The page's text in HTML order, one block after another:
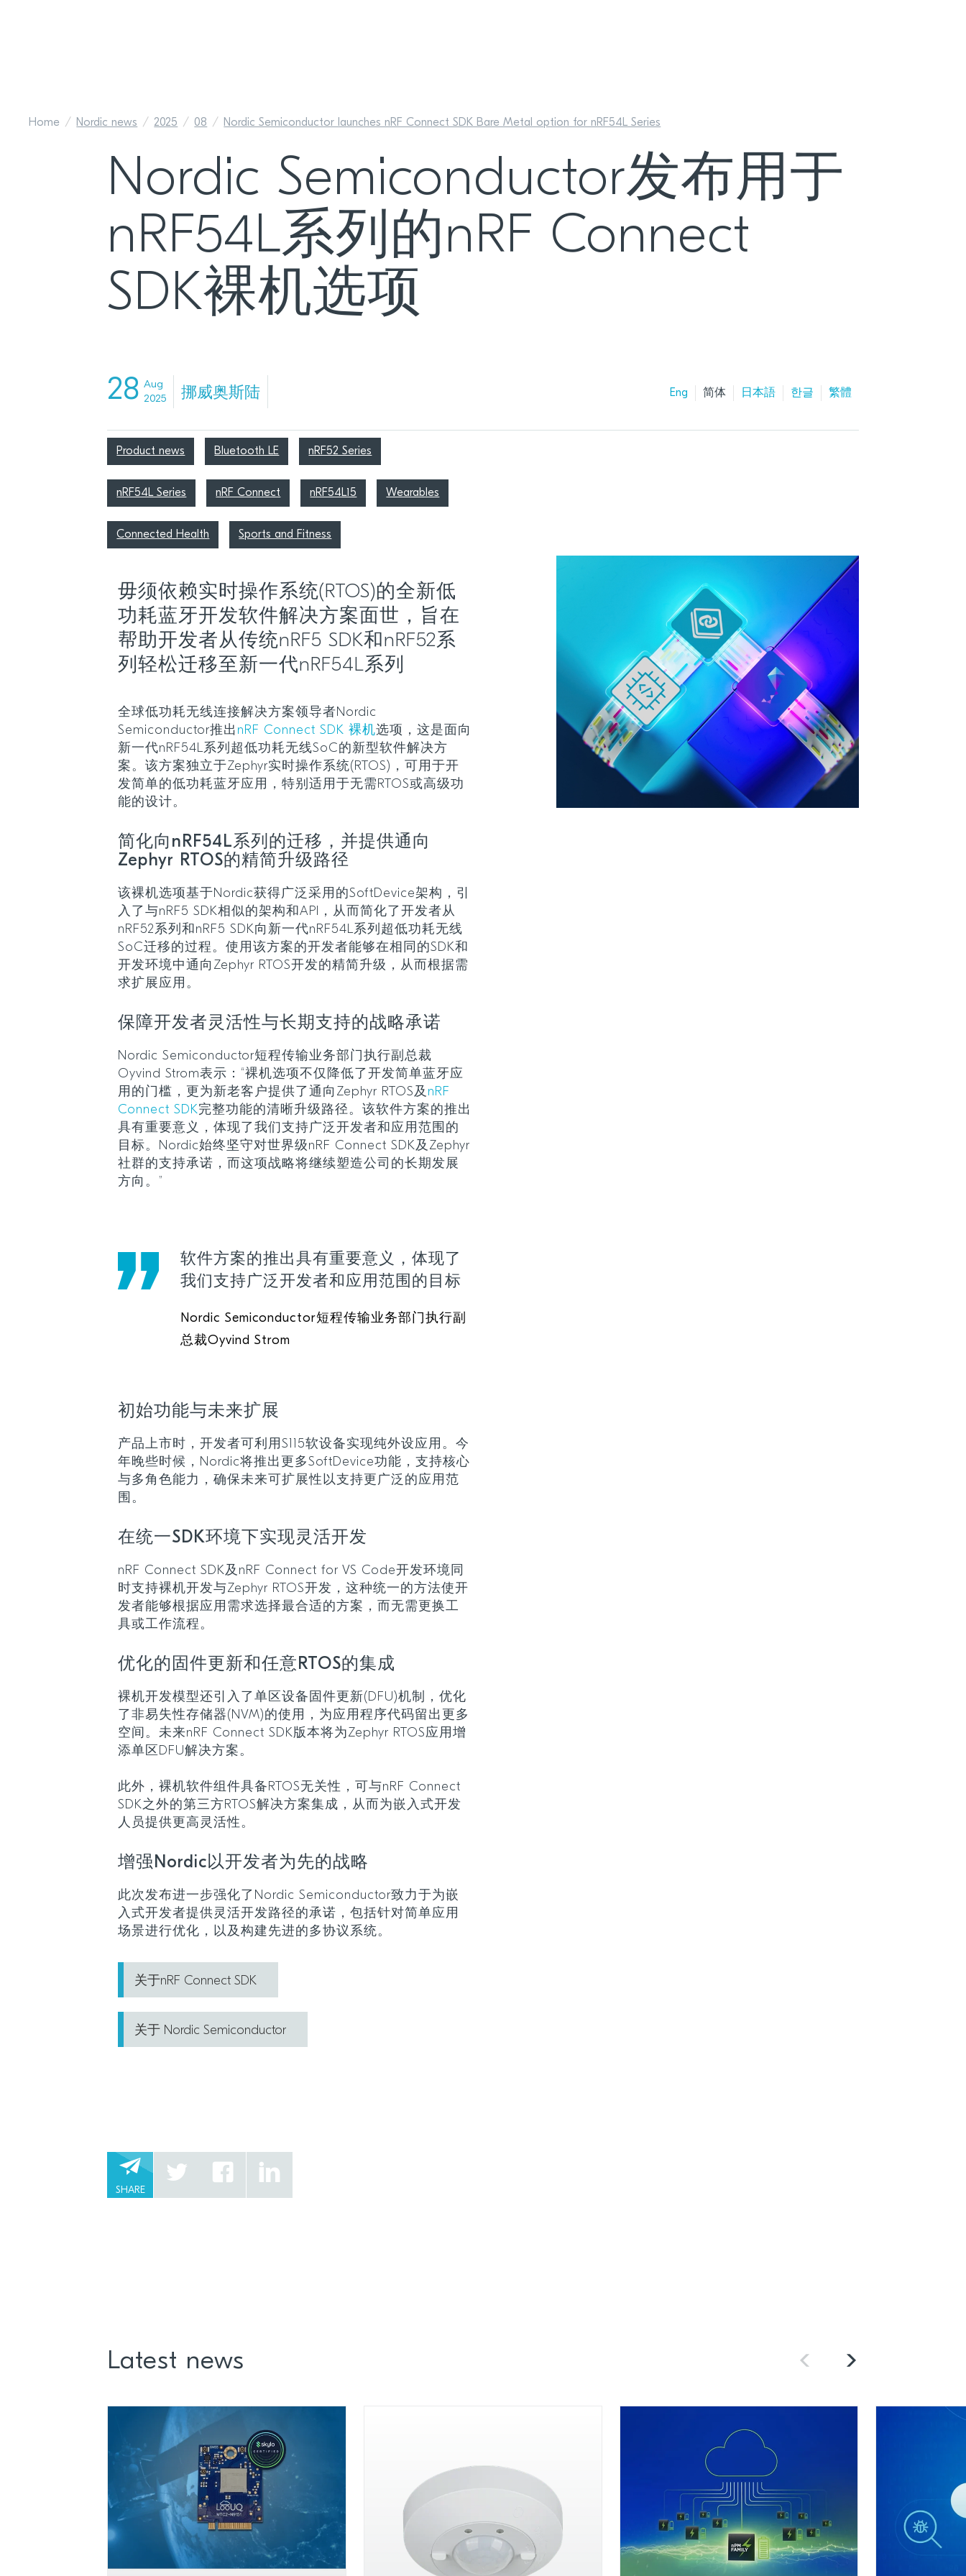
Home Nordic news 2025 08 Nordic Semiconductor launches nRF Connect SDK Bare Metal option for nRF54L Series
Nordic Semiconductor发布用于
nRF54L系列的nRF Connect
SDK裸机选项
28 Aug
2025
挪威奥斯陆 Eng 简体 日本語 한글 繁體
Product news Bluetooth LE nRF52 Series
nRF54L Series nRF Connect nRF54L15 Wearables
Connected Health Sports and Fitness
毋须依赖实时操作系统(RTOS)的全新低
功耗蓝牙开发软件解决方案面世，旨在
帮助开发者从传统nRF5 SDK和nRF52系
列轻松迁移至新一代nRF54L系列
全球低功耗无线连接解决方案领导者Nordic
Semiconductor推出 nRF Connect SDK 裸机选项，这是面向
新一代nRF54L系列超低功耗无线SoC的新型软件解决方
案。该方案独立于Zephyr实时操作系统(RTOS)，可用于开
发简单的低功耗蓝牙应用，特别适用于无需RTOS或高级功
能的设计。
简化向nRF54L系列的迁移，并提供通向
Zephyr RTOS的精简升级路径
该裸机选项基于Nordic获得广泛采用的SoftDevice架构，引
入了与nRF5 SDK相似的架构和API，从而简化了开发者从
nRF52系列和nRF5 SDK向新一代nRF54L系列超低功耗无线
SoC迁移的过程。使用该方案的开发者能够在相同的SDK和
开发环境中通向Zephyr RTOS开发的精简升级，从而根据需
求扩展应用。
保障开发者灵活性与长期支持的战略承诺
Nordic Semiconductor短程传输业务部门执行副总裁
Oyvind Strom表示：“裸机选项不仅降低了开发简单蓝牙应
用的门槛，更为新老客户提供了通向Zephyr RTOS及nRF
Connect SDK完整功能的清晰升级路径。该软件方案的推出
具有重要意义，体现了我们支持广泛开发者和应用范围的
目标。Nordic始终坚守对世界级nRF Connect SDK及Zephyr
社群的支持承诺，而这项战略将继续塑造公司的长期发展
方向。”
软件方案的推出具有重要意义，体现了
我们支持广泛开发者和应用范围的目标
Nordic Semiconductor短程传输业务部门执行副
总裁Oyvind Strom
初始功能与未来扩展
产品上市时，开发者可利用S115软设备实现纯外设应用。今
年晚些时候，Nordic将推出更多SoftDevice功能，支持核心
与多角色能力，确保未来可扩展性以支持更广泛的应用范
围。
在统一SDK环境下实现灵活开发
nRF Connect SDK及nRF Connect for VS Code开发环境同
时支持裸机开发与Zephyr RTOS开发，这种统一的方法使开
发者能够根据应用需求选择最合适的方案，而无需更换工
具或工作流程。
优化的固件更新和任意RTOS的集成
裸机开发模型还引入了单区设备固件更新(DFU)机制，优化
了非易失性存储器(NVM)的使用，为应用程序代码留出更多
空间。未来nRF Connect SDK版本将为Zephyr RTOS应用增
添单区DFU解决方案。
此外，裸机软件组件具备RTOS无关性，可与nRF Connect
SDK之外的第三方RTOS解决方案集成，从而为嵌入式开发
人员提供更高灵活性。
增强Nordic以开发者为先的战略
此次发布进一步强化了Nordic Semiconductor致力于为嵌
入式开发者提供灵活开发路径的承诺，包括针对简单应用
场景进行优化，以及构建先进的多协议系统。
关于nRF Connect SDK
关于 Nordic Semiconductor
SHARE
Latest news